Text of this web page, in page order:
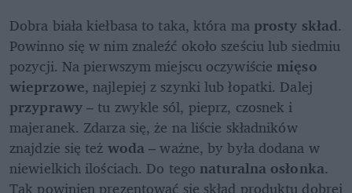
Dobra biała kiełbasa to taka, która ma prosty skład.
Powinno się w nim znaleźć około sześciu lub siedmiu
pozycji. Na pierwszym miejscu oczywiście mięso
wieprzowe
przyprawy – tu zwykle sól, pieprz, czosnek i
majeranek. Zdarza się, że na liście składników
znajdzie się też woda – ważne, by była dodana w
niewielkich ilościach. Do tego naturalna osłonka.
Tak powinien prezentować się skład produktu dobrej